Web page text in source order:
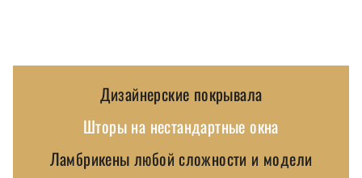
Дизайнерские покрывала
Шторы на нестандартные окна
Ламбрикены любой сложности и модели